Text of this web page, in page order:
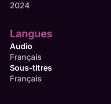
2024
Langues
Audio
Français
Sous-titres
Français